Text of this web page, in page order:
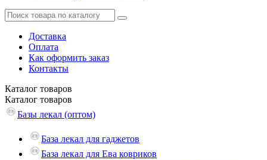
Доставка
Оплата
Как оформить заказ
Контакты
Каталог товаров
Каталог товаров
Базы лекал (оптом)
База лекал для гаджетов
База лекал для Ева ковриков